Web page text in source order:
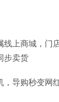
线上商城，门
步卖货
，导购秒变网